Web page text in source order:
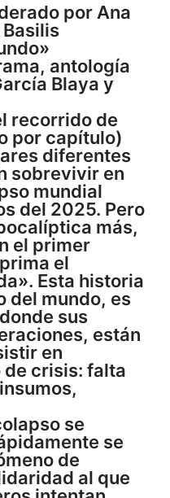
por Ana
antología
Blaya y
recorrido de
por capítulo)
diferentes
sobrevivir en
mundial
del 2025. Pero
más,
el primer
el
Esta historia
del mundo, es
sus
están
en
crisis: falta
se
se
de
al que